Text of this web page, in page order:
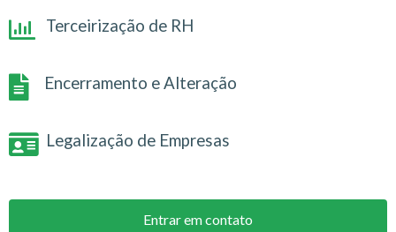
Terceirização de RH
Encerramento e Alteração
Legalização de Empresas
Entrar em contato